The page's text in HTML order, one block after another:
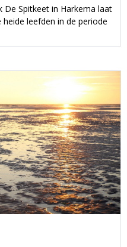
Spitkeet in Harkema laat
leefden in de periode